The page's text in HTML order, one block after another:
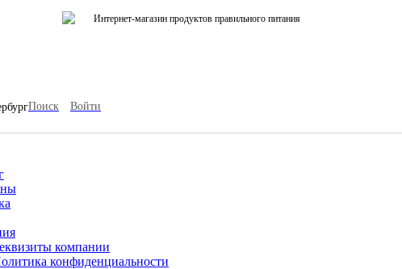
Интернет-магазин продуктов правильного питания
Поиск Войти
компании
конфиденциальности